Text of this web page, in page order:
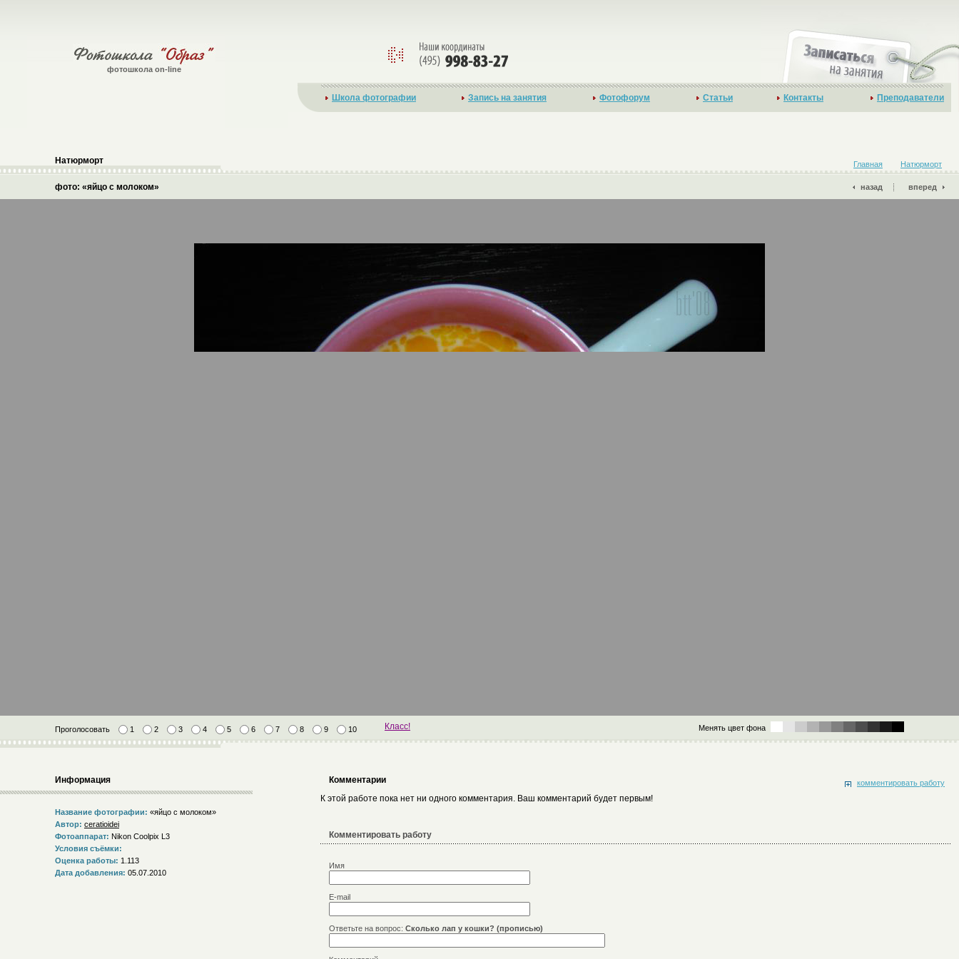
фотошкола on-line
Школа фотографии Запись на занятия Фотофорум Статьи Контакты Преподаватели
Главная Натюрморт
Натюрморт
назад вперед
фото: «яйцо с молоком»
Проголосовать 1 2 3 4 5 6 7 8 9 10 Класс! Менять цвет фона
Информация
Название фотографии: «яйцо с молоком»
Автор: ceratioidei
Фотоаппарат: Nikon Coolpix L3
Условия съёмки:
Оценка работы: 1.113
Дата добавления: 05.07.2010
комментировать работу
Комментарии
К этой работе пока нет ни одного комментария. Ваш комментарий будет первым!
Комментировать работу
Имя
E-mail
Ответьте на вопрос: Сколько лап у кошки? (прописью)